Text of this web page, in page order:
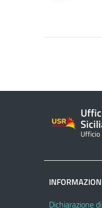
Ufficio
Dichiarazione